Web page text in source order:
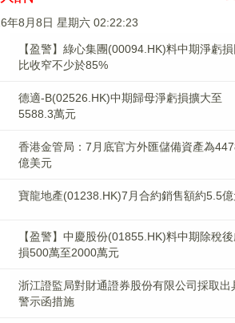
年8月8日 星期六 02:22:24
【盈警】綠心集團(00094.HK)料中期淨虧損
比收窄不少於85%
德適-B(02526.HK)中期歸母淨虧損擴大至
5588.3萬元
香港金管局：7月底官方外匯儲備資產為
億美元
寶龍地產(01238.HK)7月合約銷售額約5.5
【盈警】中慶股份(01855.HK)料中期除稅
損500萬至2000萬元
浙江證監局對財通證券股份有限公司採取出
警示函措施